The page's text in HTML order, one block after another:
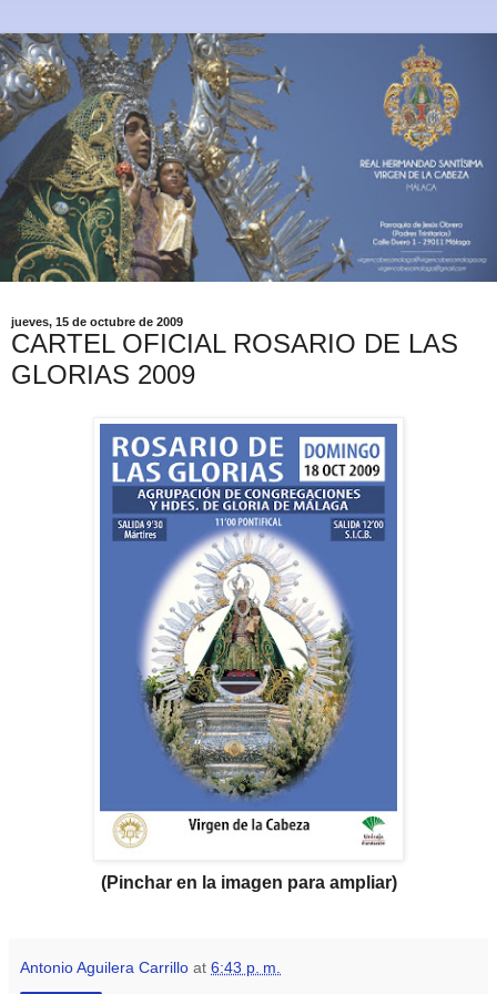
jueves, 15 de octubre de 2009
CARTEL OFICIAL ROSARIO DE LAS
GLORIAS 2009
(Pinchar en la imagen para ampliar)
Antonio Aguilera Carrillo at 6:43 p. m.